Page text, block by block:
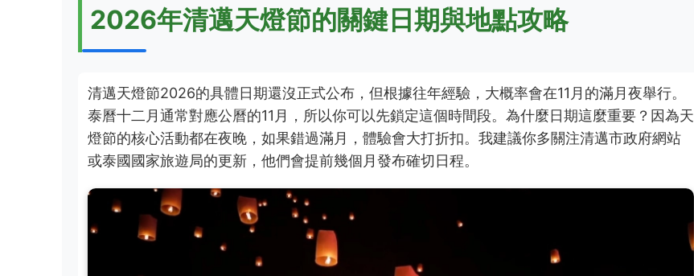
2026年清邁天燈節的關鍵日期與地點攻略
清邁天燈節2026的具體日期還沒正式公布，但根據往年經驗，大概率會在11月的滿月夜舉行。
泰曆十二月通常對應公曆的11月，所以你可以先鎖定這個時間段。為什麼日期這麼重要？因為天
燈節的核心活動都在夜晚，如果錯過滿月，體驗會大打折扣。我建議你多關注清邁市政府網站
或泰國國家旅遊局的更新，他們會提前幾個月發布確切日程。